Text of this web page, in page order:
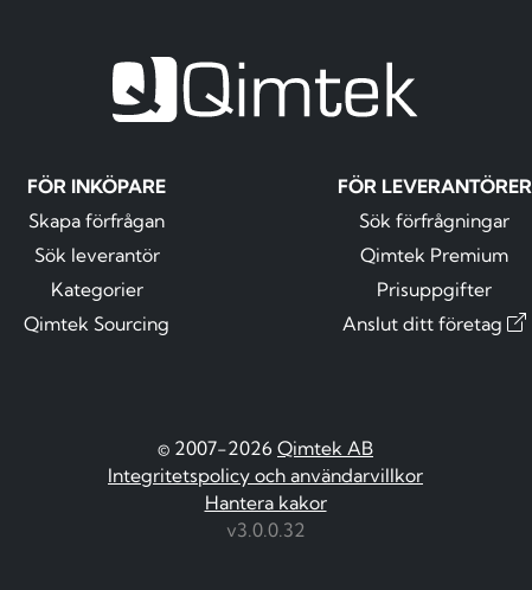
FÖR INKÖPARE
Skapa förfrågan
Sök leverantör
Kategorier
Qimtek Sourcing
FÖR LEVERANTÖRER
Sök förfrågningar
Qimtek Premium
Prisuppgifter
Anslut ditt företag
© 2007-2026 Qimtek AB
Integritetspolicy och användarvillkor
Hantera kakor
v3.0.0.32